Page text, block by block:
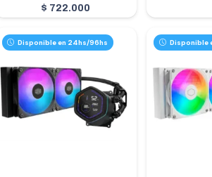
$ 722.000
Disponible en 24hs/96hs Disponible